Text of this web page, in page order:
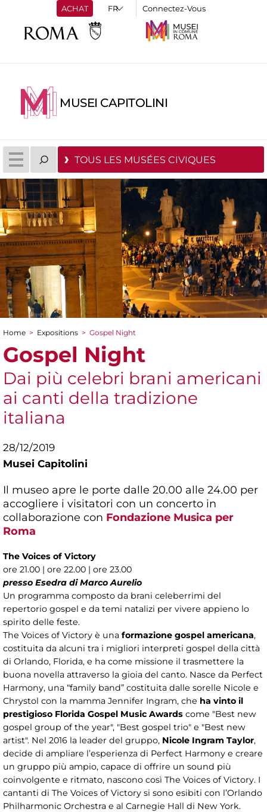
ACHAT Connectez-Vous
MUSEI CAPITOLINI
TOUS LES MUSÉES CIVIQUES
You are here
Home > Expositions > Gospel Night
Gospel Night
Dai più celebri brani americani
ai canti della tradizione
italiana
28/12/2019
Musei Capitolini
Il museo apre le porte dalle 20.00 alle 24.00 per
accogliere i visitatori con un concerto in
collaborazione con Fondazione Musica per
Roma
The Voices of Victory
ore 21.00 | ore 22.00 | ore 23.00
presso Esedra di Marco Aurelio
Un programma composto da brani celeberrimi del
repertorio gospel e da temi natalizi per vivere appieno lo
spirito delle feste.
The Voices of Victory è una formazione gospel americana,
costituita da alcuni tra i migliori interpreti gospel della città
di Orlando, Florida, e ha come missione il trasmettere la
buona novella attraverso la gioia del canto. Nasce da Perfect
Harmony, una “family band” costituita dalle sorelle Nicole e
Chrystol con la mamma Jennifer Ingram, che ha vinto il
prestigioso Florida Gospel Music Awards come "Best new
gospel group of the year", "Best gospel trio" e "Best new
artist". Nel 2016 la leader del gruppo, Nicole Ingram Taylor,
decide di ampliare l’esperienza di Perfect Harmony e creare
un gruppo più ampio, capace di offrire un sound più
coinvolgente e ritmato, nascono così The Voices of Victory. I
cantanti di The Voices of Victory si sono esibiti con l’Orlando
Philharmonic Orchestra e al Carnegie Hall di New York.